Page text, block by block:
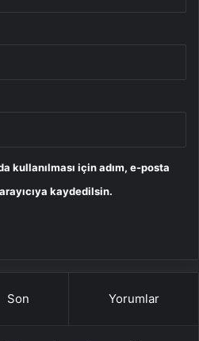
kullanılması için adım, e-posta
kaydedilsin.
Son Yorumlar